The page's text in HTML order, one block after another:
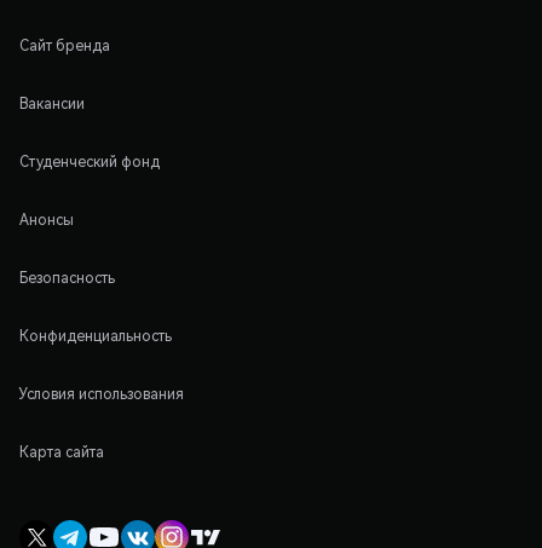
Сайт бренда
Вакансии
Студенческий фонд
Анонсы
Безопасность
Конфиденциальность
Условия использования
Карта сайта